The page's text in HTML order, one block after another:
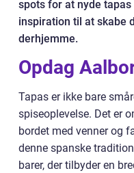
spots for at nyde
inspiration til at skabe
derhjemme.
Opdag
Tapas er ikke bare
spiseoplevelse. Det er
bordet med venner og
denne spanske
barer, der tilbyder en